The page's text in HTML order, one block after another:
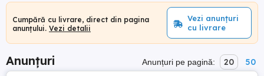
Cumpără cu livrare, direct din pagina
anunțului. Vezi detalii
Vezi anunțuri
cu livrare
Anunțuri Anunțuri pe pagină: 20 50